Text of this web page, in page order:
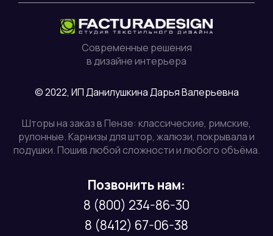
Современные решения
в дизайне интерьера
© 2022, ИП Данилушкина Дарья Валерьевна
Шторы на заказ в Пензе: классические, римские,
рулонные. Карнизы для штор, жалюзи, покрывала и
подушки. Пошив любой сложности и любого объёма.
Позвонить нам:
8 (800) 234-86-30
8 (8412) 67-06-38